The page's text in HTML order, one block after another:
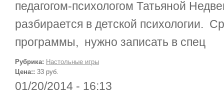
педагогом-психологом Татьяной
разбирается в детской психологии.
программы, нужно записать в спец
Рубрика: Настольные игры
Цена:: 33 руб.
01/20/2014 - 16:13